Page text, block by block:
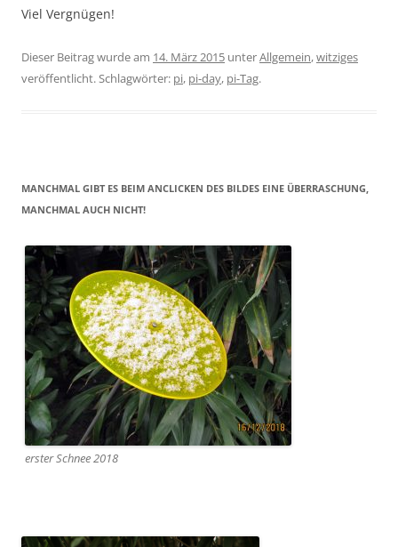
Viel Vergnügen!
Dieser Beitrag wurde am 14. März 2015 unterAllgemein,witziges
veröffentlicht. Schlagwörter: pi, pi-day, pi-Tag.
MANCHMAL GIBT ES BEIM ANCLICKEN DES BILDES EINE ÜBERRASCHUNG,
MANCHMAL AUCH NICHT!
erster Schnee 2018